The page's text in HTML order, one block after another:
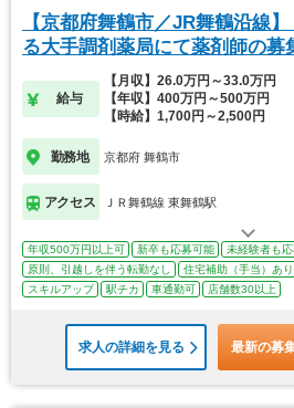
【京都府舞鶴市／JR舞鶴沿線
る大手調剤薬局にて薬剤師の募
給与
【月収】26.0万円～33.0万円
【年収】400万円～500万円
【時給】1,700円～2,500円
勤務地 京都府 舞鶴市
アクセス ＪＲ舞鶴線 東舞鶴駅
年収500万円以上可 新卒も応募可能
未経験者も
原則、引越しを伴う転勤なし
住宅補助（手当）あり
スキルアップ
駅チカ 車通勤可 店舗数30以上
求人の詳細を見る 最新の募